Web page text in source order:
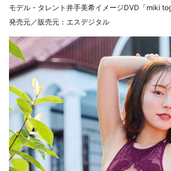
モデル・タレント井手美希イメージDVD「miki
発売元／販売元：エスデジタル